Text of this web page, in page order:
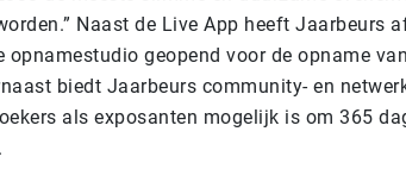
Naast de Live App heeft Jaarbeurs
opnamestudio geopend voor de opname
biedt Jaarbeurs community- en
als exposanten mogelijk is om 365